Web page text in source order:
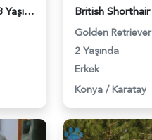
Amerikan Bully 3 Yaşında Leo Eş Arıyor - 2423
Golden Retriever
2 Yaşında
Erkek
Konya / Karatay